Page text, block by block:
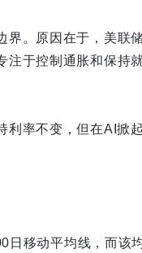
。原因在于，美联
于控制通胀和保持
利率不变，但在AI掀
移动平均线，而该